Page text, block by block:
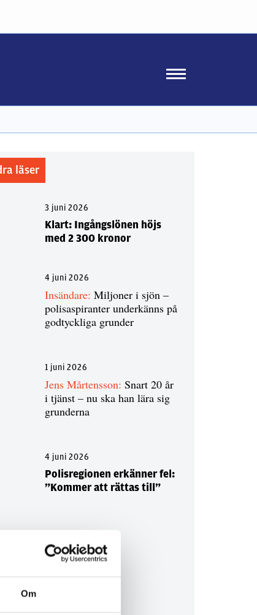
Om
läser
3 juni 2026
Klart: Ingångslönen höjs
med 2 300 kronor
4 juni 2026
Insändare: Miljoner i sjön –
polisaspiranter underkänns på
godtyckliga grunder
1 juni 2026
Jens Mårtensson: Snart 20 år
i tjänst – nu ska han lära sig
grunderna
4 juni 2026
Polisregionen erkänner fel:
”Kommer att rättas till”